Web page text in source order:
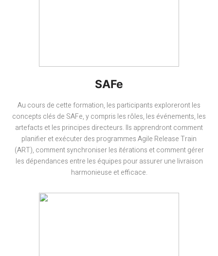
SAFe
Au cours de cette formation, les participants exploreront les
concepts clés de SAFe, y compris les rôles, les événements, les
artefacts et les principes directeurs. Ils apprendront comment
planifier et exécuter des programmes Agile Release Train
(ART), comment synchroniser les itérations et comment gérer
les dépendances entre les équipes pour assurer une livraison
harmonieuse et efficace.